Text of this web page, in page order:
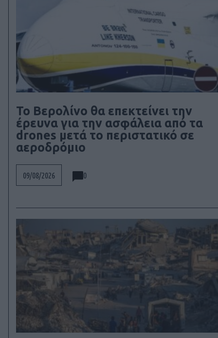
Το Βερολίνο θα επεκτείνει την
έρευνα για την ασφάλεια από τα
drones μετά το περιστατικό σε
αεροδρόμιο
09/08/2026 0